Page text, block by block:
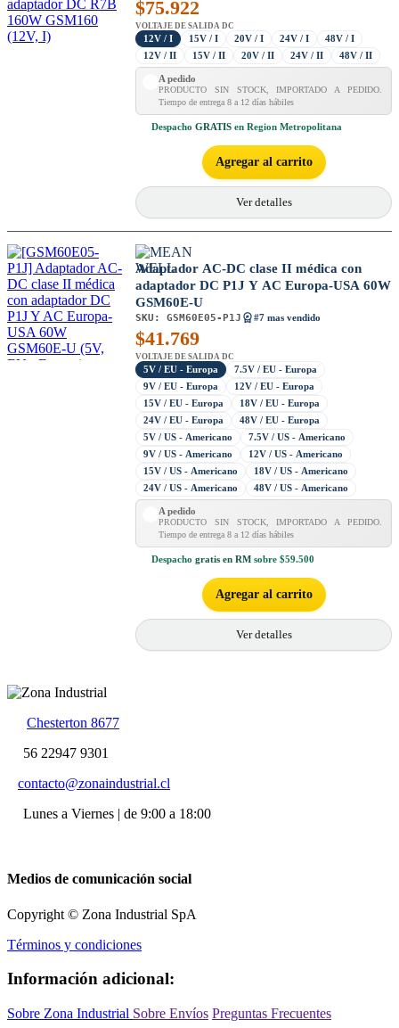
$75.922
VOLTAJE DE SALIDA DC
12V / I 15V / I 20V / I 24V / I
48V / I
12V / II
15V / II 20V / II 24V / II 48V / II
A pedido
PRODUCTO SIN STOCK, IMPORTADO A PEDIDO.
Tiempo de entrega 8 a 12 días hábiles
Despacho GRATIS en Region Metropolitana
Agregar al carrito
Ver detalles
Adaptador AC-DC clase II médica con
adaptador DC P1J Y AC Europa-USA 60W
GSM60E-U
SKU: GSM60E05-P1J #7 mas vendido
$41.769
VOLTAJE DE SALIDA DC
5V / EU - Europa
7.5V / EU - Europa
9V / EU - Europa
12V / EU - Europa
15V / EU - Europa
18V / EU - Europa
24V / EU - Europa
48V / EU - Europa
5V / US - Americano
7.5V / US - Americano
9V / US - Americano
12V / US - Americano
15V / US - Americano
18V / US - Americano
24V / US - Americano
48V / US - Americano
A pedido
PRODUCTO SIN STOCK, IMPORTADO A PEDIDO.
Tiempo de entrega 8 a 12 días hábiles
Despacho gratis en RM sobre $59.500
Agregar al carrito
Ver detalles
Chesterton 8677
56 22947 9301
contacto@zonaindustrial.cl
Lunes a Viernes | de 9:00 a 18:00
Medios de comunicación social
Copyright © Zona Industrial SpA
Términos y condiciones
Información adicional:
Sobre Zona Industrial Sobre Envíos Preguntas Frecuentes